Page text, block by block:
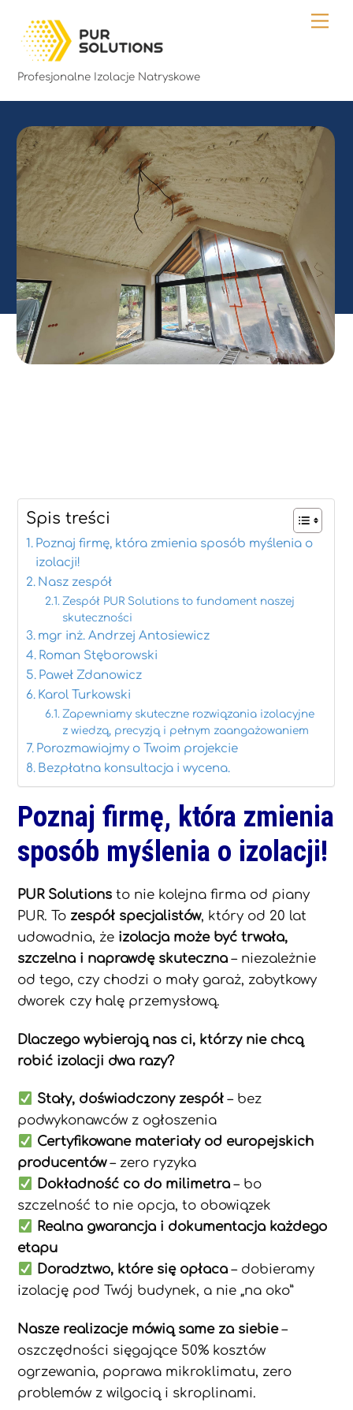
content
Profesjonalne Izolacje Natryskowe
Spis treści
Poznaj firmę, która zmienia sposób myślenia o
izolacji!
Nasz zespół
Zespół PUR Solutions to fundament naszej
skuteczności
mgr inż. Andrzej Antosiewicz
Roman Stęborowski
Paweł Zdanowicz
Karol Turkowski
Zapewniamy skuteczne rozwiązania izolacyjne
z wiedzą, precyzją i pełnym zaangażowaniem
Porozmawiajmy o Twoim projekcie
Bezpłatna konsultacja i wycena.
Poznaj firmę, która zmienia
sposób myślenia o izolacji!
PUR Solutions to nie kolejna firma od piany
PUR. To zespół specjalistów, który od 20 lat
udowadnia, że izolacja może być trwała,
szczelna i naprawdę skuteczna – niezależnie
od tego, czy chodzi o mały garaż, zabytkowy
dworek czy halę przemysłową.
Dlaczego wybierają nas ci, którzy nie chcą
robić izolacji dwa razy?
Stały, doświadczony zespół– bez
podwykonawców z ogłoszenia
Certyfikowane materiały od europejskich
producentów– zero ryzyka
Dokładność co do milimetra– bo
szczelność to nie opcja, to obowiązek
Realna gwarancja i dokumentacja każdego
etapu
Doradztwo, które się opłaca– dobieramy
izolację pod Twój budynek, a nie „na oko”
Nasze realizacje mówią same za siebie–
oszczędności sięgające 50% kosztów
ogrzewania, poprawa mikroklimatu, zero
problemów z wilgocią i skroplinami.